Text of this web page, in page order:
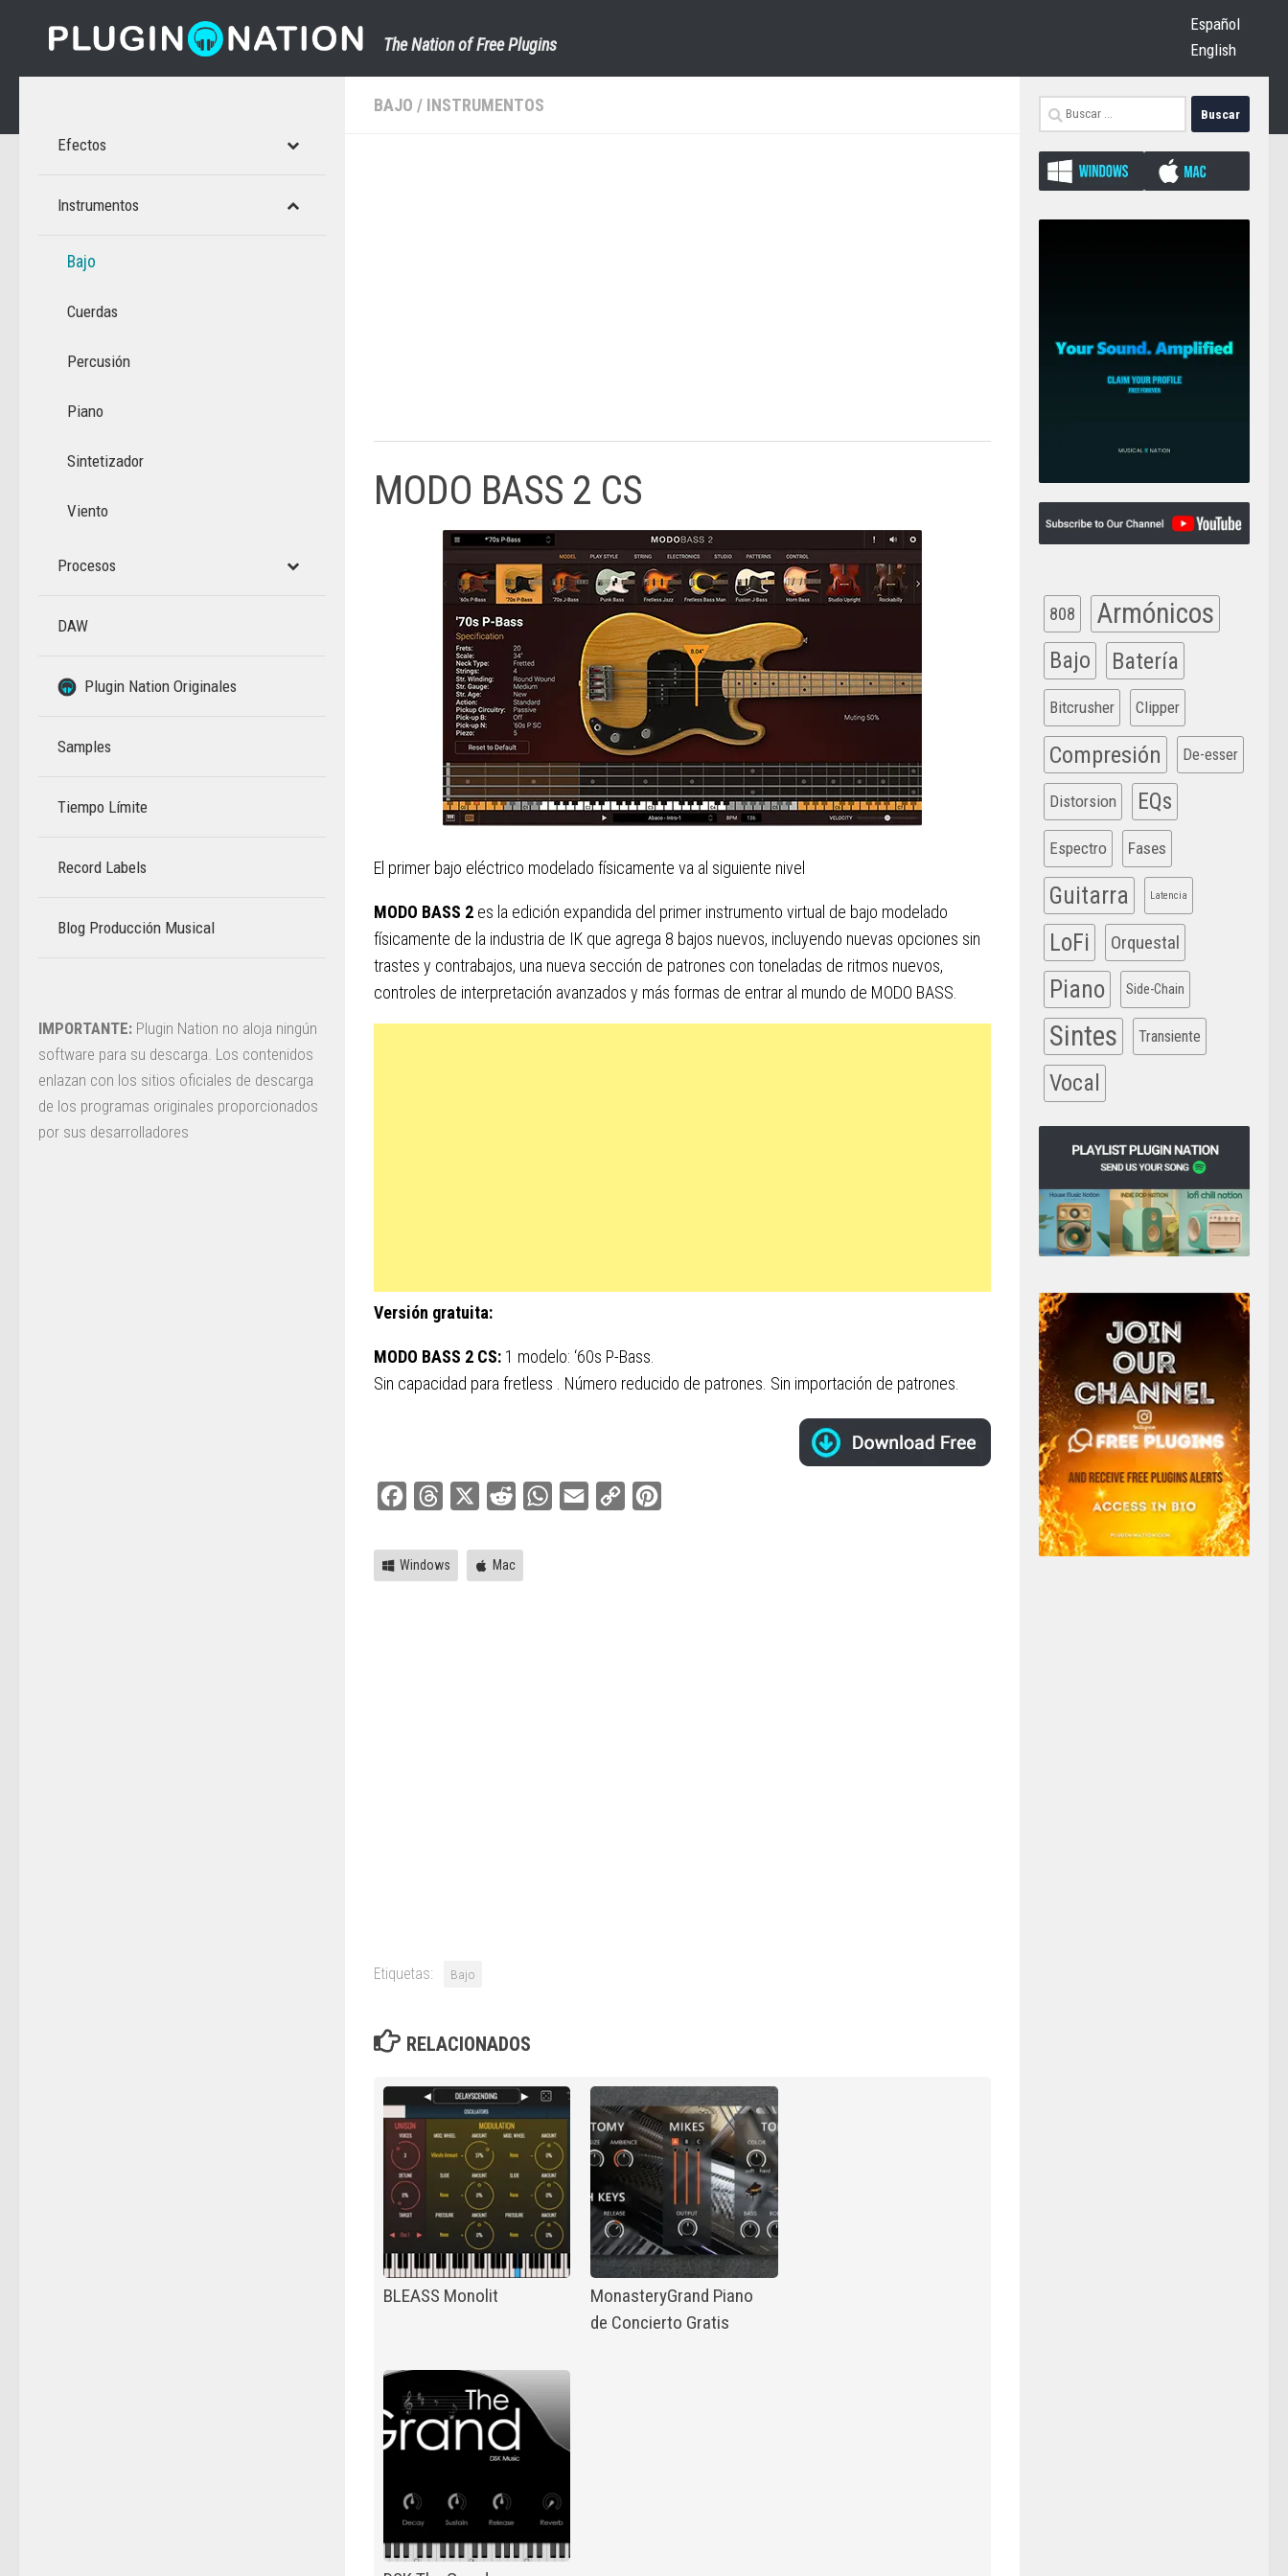
Saltar al contenido
The Nation of Free Plugins
Español
English
BAJO / INSTRUMENTOS
MODO BASS 2 CS
El primer bajo eléctrico modelado físicamente va al siguiente nivel
MODO BASS 2 es la edición expandida del primer instrumento virtual de bajo modelado
físicamente de la industria de IK que agrega 8 bajos nuevos, incluyendo nuevas opciones sin
trastes y contrabajos, una nueva sección de patrones con toneladas de ritmos nuevos,
controles de interpretación avanzados y más formas de entrar al mundo de MODO BASS.
Versión gratuita:
MODO BASS 2 CS: 1 modelo: ‘60s P-Bass.
Sin capacidad para fretless . Número reducido de patrones. Sin importación de patrones.
FacebookThreads Reddit WhatsApp
Email
Copy
Windows Mac
Etiquetas: Bajo
RELACIONADOS
BLEASS Monolit
MonasteryGrand Piano
de Concierto Gratis
Efectos
Instrumentos
Bajo
Cuerdas
Percusión
Piano
Sintetizador
Viento
Procesos
DAW
Plugin Nation Originales
–
Samples
Tiempo Límite
–
Record Labels
Blog Producción Musical
–
IMPORTANTE: Plugin Nation no aloja ningún
software para su descarga. Los contenidos
enlazan con los sitios oficiales de descarga
de los programas originales proporcionados
por sus desarrolladores
Buscar:
808 Armónicos
Bajo Batería
Bitcrusher Clipper
Compresión De-esser
Distorsion EQs
Espectro Fases
Guitarra Latencia
LoFi Orquestal
Piano Side-Chain
Sintes Transiente
Vocal